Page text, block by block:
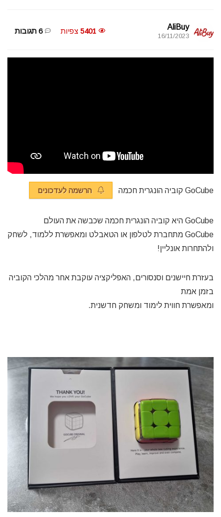
AliBuy
16/11/2023
5401 צפיות 6 תגובות
GoCube קוביה הונגרית חכמה הרשמה לעדכונים
GoCube היא קוביה הונגרית חכמה שכבשה את העולם
GoCube מתחברת לטלפון או הטאבלט ומאפשרת ללמוד, לשחק
ולהתחרות אונליין!
בעזרת חיישנים וסנסורים, האפליקציה עוקבת אחר מהלכי הקוביה
בזמן אמת
ומאפשרת חווית לימוד ומשחק חדשנית.